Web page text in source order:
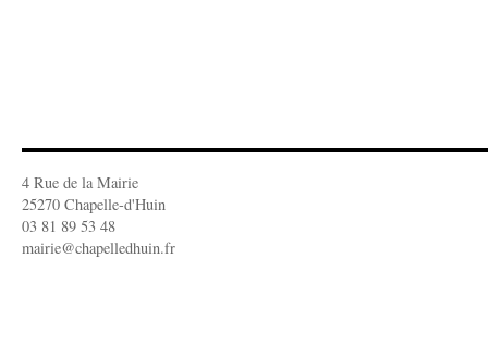
4 Rue de la Mairie
25270 Chapelle-d'Huin
03 81 89 53 48
mairie@chapelledhuin.fr